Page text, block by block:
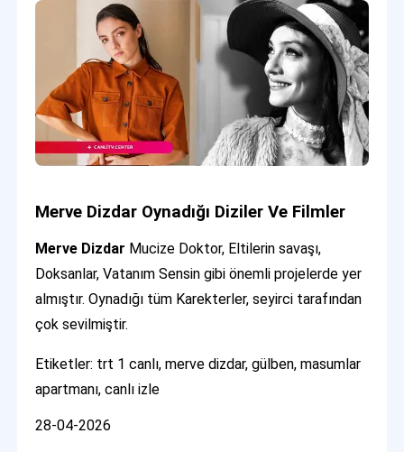
Merve Dizdar Oynadığı Diziler Ve Filmler
Merve Dizdar Mucize Doktor, Eltilerin savaşı,
Doksanlar, Vatanım Sensin gibi önemli projelerde yer
almıştır. Oynadığı tüm Karekterler, seyirci tarafından
çok sevilmiştir.
Etiketler: trt 1 canlı, merve dizdar, gülben, masumlar
apartmanı, canlı izle
28-04-2026